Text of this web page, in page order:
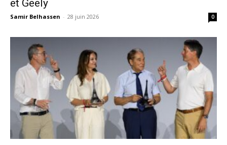
et Geely
Samir Belhassen - 28 juin 2026 0